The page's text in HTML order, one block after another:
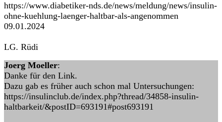
https://www.diabetiker-nds.de/news/meldung/news/insulin-
ohne-kuehlung-laenger-haltbar-als-angenommen
09.01.2024
LG. Rüdi
Joerg Moeller:
Danke für den Link.
Dazu gab es früher auch schon mal Untersuchungen:
https://insulinclub.de/index.php?thread/34858-insulin-
haltbarkeit/&postID=693191#post693191